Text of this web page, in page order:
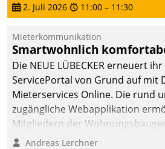
2. Juli 2026 11:00 – 11:30
Mieterkommunikation
Smartwohnlich
Die NEUE LÜBECKER erneuert
ServicePortal von Grund auf mit
Mieterservices Online. Die rund
zugängliche Webapplikation
Mitgliedern der
Kontaktaufnahme per
Andreas Lerchner